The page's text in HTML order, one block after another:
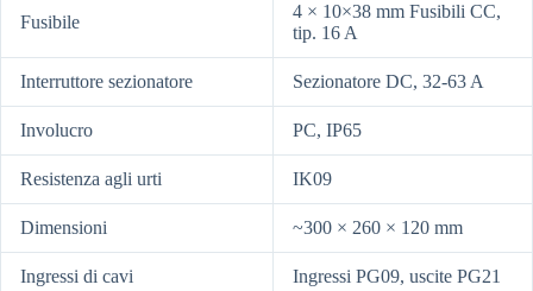
Fusibile
4 × 10×38 mm Fusibili CC,
tip. 16 A
Interruttore sezionatore Sezionatore DC, 32-63 A
Involucro PC, IP65
Resistenza agli urti IK09
Dimensioni ~300 × 260 × 120 mm
Ingressi di cavi Ingressi PG09, uscite PG21